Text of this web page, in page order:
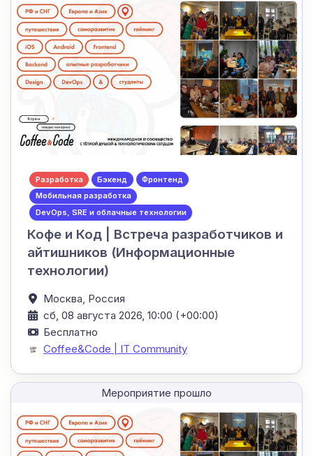
Разработка Бэкенд
Фронтенд
Мобильная разработка
DevOps, SRE и облачные технологии
Кофе и Код | Встреча разработчиков и
айтишников (Информационные
технологии)
Москва, Россия
сб, 08 августа 2026, 10:00 (+00:00)
Бесплатно
Coffee&Code | IT Community
Мероприятие прошло